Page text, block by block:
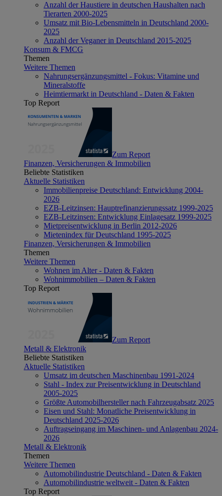
Anzahl der Haustiere in deutschen Haushalten nach
Tierarten 2000-2025
Umsatz mit Bio-Lebensmitteln in Deutschland 2000-
2025
Anzahl der Veganer in Deutschland 2015-2025
Konsum & FMCG
Themen
Weitere Themen
Nahrungsergänzungsmittel - Fokus: Vitamine und
Mineralstoffe
Heimtiermarkt in Deutschland - Daten & Fakten
Top Report
Zum Report
Finanzen, Versicherungen & Immobilien
Beliebte Statistiken
Aktuelle Statistiken
Immobilienpreise Deutschland: Entwicklung 2004-
2026
EZB-Leitzinsen: Hauptrefinanzierungssatz 1999-2025
EZB-Leitzinsen: Entwicklung Einlagesatz 1999-2025
Mietpreisentwicklung in Berlin 2012-2026
Mietenindex für Deutschland 1995-2025
Finanzen, Versicherungen & Immobilien
Themen
Weitere Themen
Wohnen im Alter - Daten & Fakten
Wohnimmobilien – Daten & Fakten
Top Report
Zum Report
Metall & Elektronik
Beliebte Statistiken
Aktuelle Statistiken
Umsatz im deutschen Maschinenbau 1991-2024
Stahl - Index zur Preisentwicklung in Deutschland
2005-2025
Größte Automobilhersteller nach Fahrzeugabsatz 2025
Eisen und Stahl: Monatliche Preisentwicklung in
Deutschland 2025-2026
Auftragseingang im Maschinen- und Anlagenbau 2024-
2026
Metall & Elektronik
Themen
Weitere Themen
Automobilindustrie Deutschland - Daten & Fakten
Automobilindustrie weltweit - Daten & Fakten
Top Report